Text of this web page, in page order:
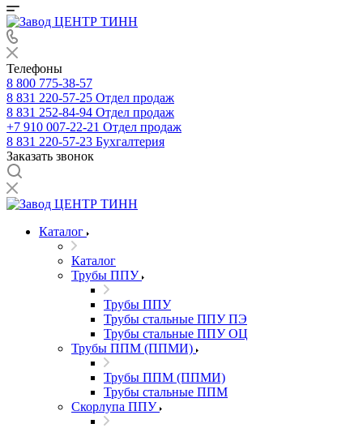
Телефоны
8 800 775-38-57
8 831 220-57-25 Отдел продаж
8 831 252-84-94 Отдел продаж
+7 910 007-22-21 Отдел продаж
8 831 220-57-23 Бухгалтерия
Заказать звонок
Каталог
Каталог
Трубы ППУ
Трубы ППУ
Трубы стальные ППУ ПЭ
Трубы стальные ППУ ОЦ
Трубы ППМ (ППМИ)
Трубы ППМ (ППМИ)
Трубы стальные ППМ
Скорлупа ППУ